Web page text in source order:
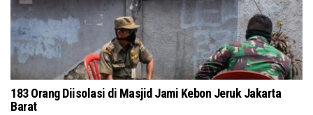
183 Orang Diisolasi di Masjid Jami Kebon Jeruk Jakarta
Barat